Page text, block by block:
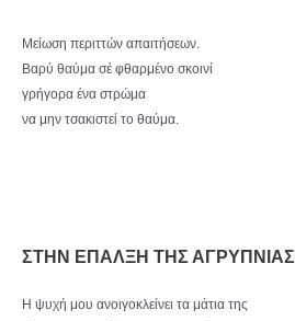
Μείωση περιττών απαιτήσεων.
Βαρύ θαύμα σέ φθαρμένο σκοινί
γρήγορα ένα στρώμα
να μην τσακιστεί το θαύμα.
ΣΤΗΝ ΕΠΑΛΞΗ ΤΗΣ ΑΓΡΥΠΝΙΑΣ
Η ψυχή μου ανοιγοκλείνει τα μάτια της